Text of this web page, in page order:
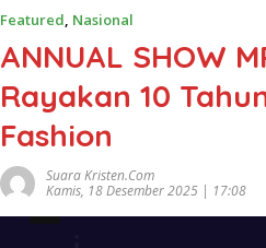
Featured, Nasional
ANNUAL SHOW
Rayakan 10
Fashion
Suara Kristen.com
Kamis, 18 Desember 2025 | 17:08